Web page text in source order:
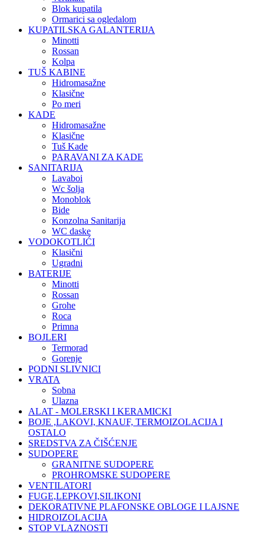
Blok kupatila
Ormarici sa ogledalom
KUPATILSKA GALANTERIJA
Minotti
Rossan
Kolpa
TUŠ KABINE
Hidromasažne
Klasične
Po meri
KADE
Hidromasažne
Klasične
Tuš Kade
PARAVANI ZA KADE
SANITARIJA
Lavaboi
Wc šolja
Monoblok
Bide
Konzolna Sanitarija
WC daske
VODOKOTLIĆI
Klasični
Ugradni
BATERIJE
Minotti
Rossan
Grohe
Roca
Primna
BOJLERI
Termorad
Gorenje
PODNI SLIVNICI
VRATA
Sobna
Ulazna
ALAT - MOLERSKI I KERAMICKI
BOJE ,LAKOVI, KNAUF, TERMOIZOLACIJA I
OSTALO
SREDSTVA ZA ČIŠĆENJE
SUDOPERE
GRANITNE SUDOPERE
PROHROMSKE SUDOPERE
VENTILATORI
FUGE,LEPKOVI,SILIKONI
DEKORATIVNE PLAFONSKE OBLOGE I LAJSNE
HIDROIZOLACIJA
STOP VLAZNOSTI